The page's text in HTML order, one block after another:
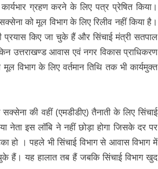
ग्रहण करने के लिए पत्र प्रेषित किया।
को मूल विभाग के लिए रिलीव नहीं किया है।
प्रयास किए जा चुके हैं और सिंचाई मंत्री सतपाल
उत्तराखण्ड आवास एवं नगर विकास प्राधिकरण
विभाग के लिए वर्तमान तिथि तक भी कार्यमुक्त
की वहीं (एमडीडीए) तैनाती के लिए सिंचाई
नेता इस लॉबि ने नहीं छोड़ा होगा जिसके दर पर
हो । पहले भी सिंचाई विभाग से आवास विभाग में
हैं। यह हालात तब हैं जबकि सिंचाई विभाग खुद